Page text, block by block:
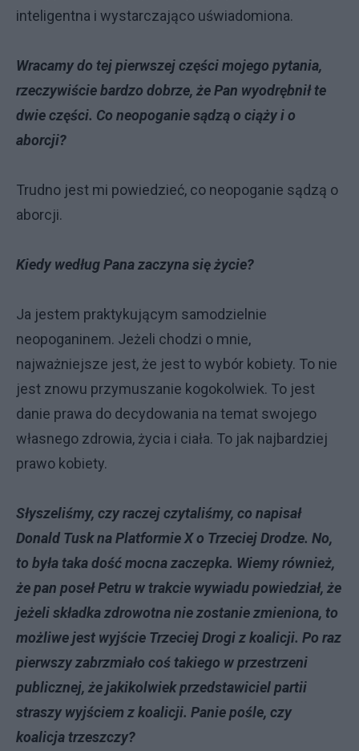
inteligentna i wystarczająco uświadomiona.
Wracamy do tej pierwszej części mojego pytania,
rzeczywiście bardzo dobrze, że Pan wyodrębnił te
dwie części. Co neopoganie sądzą o ciąży i o
aborcji?
Trudno jest mi powiedzieć, co neopoganie sądzą o
aborcji.
Kiedy według Pana zaczyna się życie?
Ja jestem praktykującym samodzielnie
neopoganinem. Jeżeli chodzi o mnie,
najważniejsze jest, że jest to wybór kobiety. To nie
jest znowu przymuszanie kogokolwiek. To jest
danie prawa do decydowania na temat swojego
własnego zdrowia, życia i ciała. To jak najbardziej
prawo kobiety.
Słyszeliśmy, czy raczej czytaliśmy, co napisał
Donald Tusk na Platformie X o Trzeciej Drodze. No,
to była taka dość mocna zaczepka. Wiemy również,
że pan poseł Petru w trakcie wywiadu powiedział, że
jeżeli składka zdrowotna nie zostanie zmieniona, to
możliwe jest wyjście Trzeciej Drogi z koalicji. Po raz
pierwszy zabrzmiało coś takiego w przestrzeni
publicznej, że jakikolwiek przedstawiciel partii
straszy wyjściem z koalicji. Panie pośle, czy
koalicja trzeszczy?